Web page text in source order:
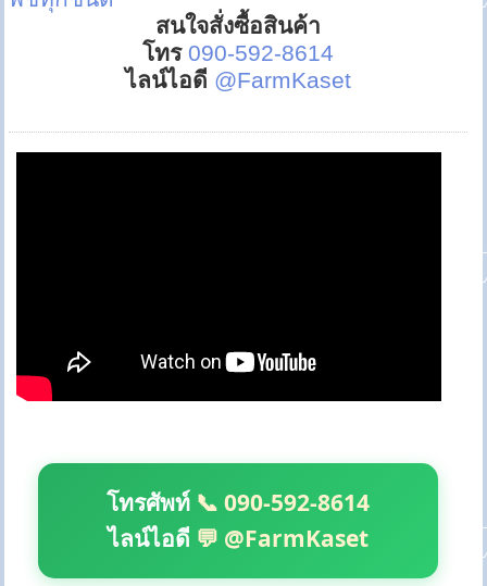
สนใจสั่งซื้อสินค้า
โทร 090-592-8614
ไลน์ไอดี @FarmKaset
โทรศัพท์ 📞 090-592-8614
ไลน์ไอดี 💬 @FarmKaset